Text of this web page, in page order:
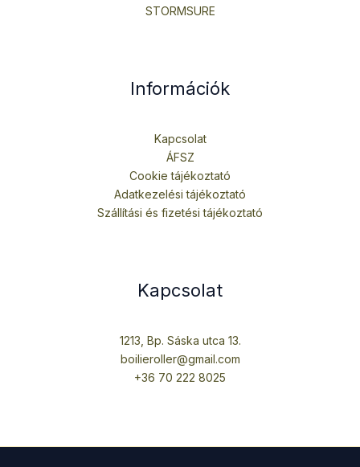
STORMSURE
Információk
Kapcsolat
ÁFSZ
Cookie tájékoztató
Adatkezelési tájékoztató
Szállítási és fizetési tájékoztató
Kapcsolat
1213, Bp. Sáska utca 13.
boilieroller@gmail.com
+36 70 222 8025